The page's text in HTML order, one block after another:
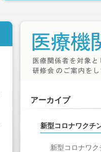
アーカイブ
新型コロナワクチ
新型コロナワ